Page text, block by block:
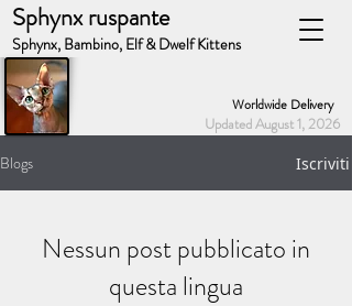
Sphynx ruspante
Worldwide Delivery
Sphynx, Bambino, Elf & Dwelf Kittens
Updated August 1, 2026
Blogs Iscriviti
Nessun post pubblicato in
questa lingua